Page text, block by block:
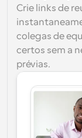
Crie links de
colegas de
certos sem a
prévias.